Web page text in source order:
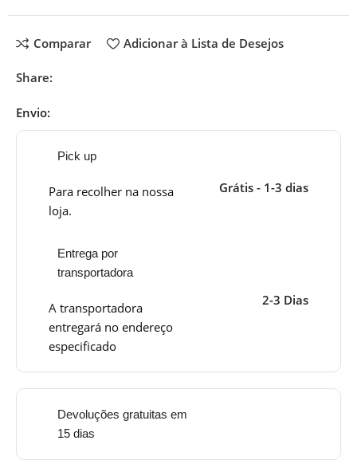
Comparar Adicionar à Lista de Desejos
Share:
Envio:
Pick up
Para recolher na nossa
loja.
Grátis - 1-3 dias
Entrega por
transportadora
A transportadora
entregará no endereço
especificado
2-3 Dias
Devoluções gratuitas em
15 dias